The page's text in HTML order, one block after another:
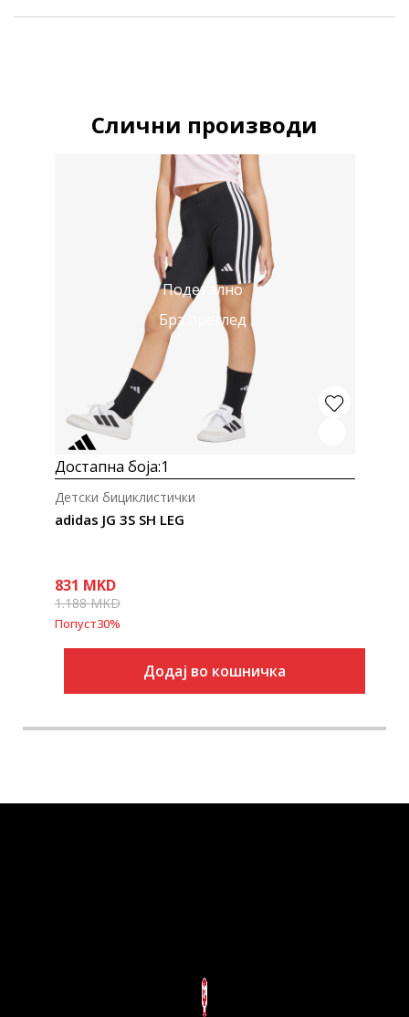
Слични производи
Подетално
Брз преглед
Достапна боја:1
adidas JG 3S SH LEG
Детски бициклистички
831 MKD
1.188MKD
Попуст30%
Додај во кошничка